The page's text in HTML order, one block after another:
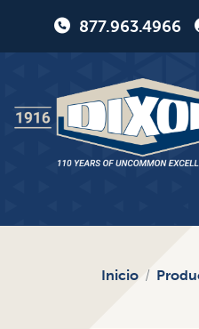
User
menu
877.963.4966
Inicio